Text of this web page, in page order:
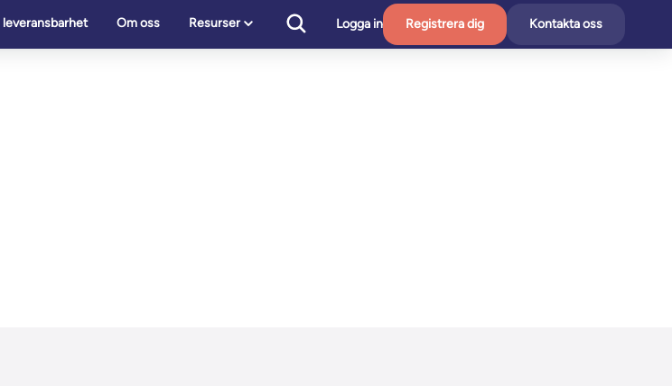
Om oss Resurser Logga in Registrera dig Kontakta oss